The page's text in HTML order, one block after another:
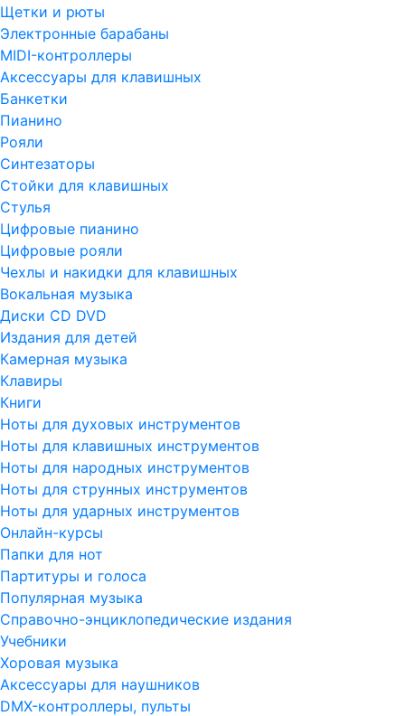
Щетки и рюты
Электронные барабаны
MIDI-контроллеры
Аксессуары для клавишных
Банкетки
Пианино
Рояли
Синтезаторы
Стойки для клавишных
Стулья
Цифровые пианино
Цифровые рояли
Чехлы и накидки для клавишных
Вокальная музыка
Диски CD DVD
Издания для детей
Камерная музыка
Клавиры
Книги
Ноты для духовых инструментов
Ноты для клавишных инструментов
Ноты для народных инструментов
Ноты для струнных инструментов
Ноты для ударных инструментов
Онлайн-курсы
Папки для нот
Партитуры и голоса
Популярная музыка
Справочно-энциклопедические издания
Учебники
Хоровая музыка
Аксессуары для наушников
DMX-контроллеры, пульты